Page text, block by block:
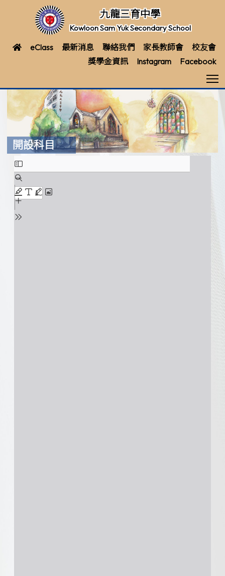
九龍三育中學
Kowloon Sam Yuk Secondary School
eClass 最新消息 聯絡我們 家長教師會
校友會
獎學金資訊
Instagram Facebook
開設科目